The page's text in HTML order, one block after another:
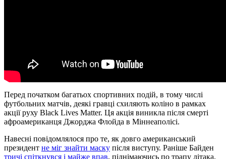
Перед початком багатьох спортивних подій, в тому числі
футбольних матчів, деякі гравці схиляють коліно в рамках
акції руху Black Lives Matter. Ця акція виникла після смерті
афроамериканця Джорджа Флойда в Міннеаполісі.
Навесні повідомлялося про те, як довго американський
президент не міг знайти маску після виступу. Раніше Байден
тричі спіткнувся і майже впав, піднімаючись по трапу літака.